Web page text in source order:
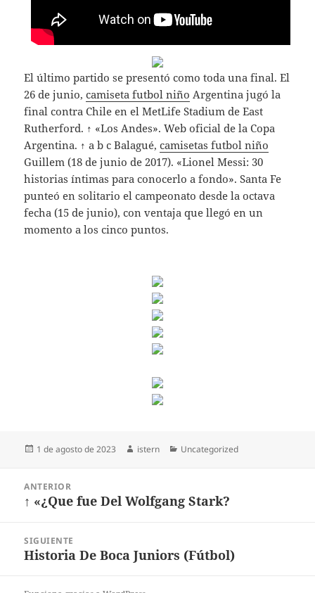
El último partido se presentó como toda una final. El
26 de junio,camiseta futbol niño Argentina jugó la
final contra Chile en el MetLife Stadium de East
Rutherford. ↑ «Los Andes». Web oficial de la Copa
Argentina. ↑ a b c Balagué,camisetas futbol niño
Guillem (18 de junio de 2017). «Lionel Messi: 30
historias íntimas para conocerlo a fondo». Santa Fe
punteó en solitario el campeonato desde la octava
fecha (15 de junio), con ventaja que llegó en un
momento a los cinco puntos.
Publicado
1 de agosto de 2023 Autor
istern Categorías
Uncategorized
entradas
ANTERIOR
Entrada
↑ «¿Que fue Del Wolfgang Stark?
SIGUIENTE
Entrada
Historia De Boca Juniors (Fútbol)